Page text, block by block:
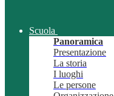
Scuola
Panoramica
Presentazione
La storia
I luoghi
Le persone